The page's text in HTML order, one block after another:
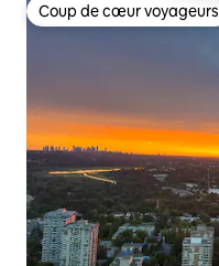
Coup de cœur voyageurs
Coup de cœur voyageurs